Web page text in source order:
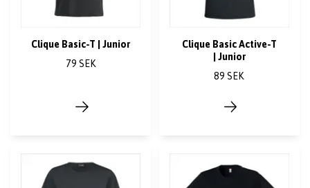
Clique Basic-T | Junior
79 SEK
Clique Basic Active-T
| Junior
89 SEK